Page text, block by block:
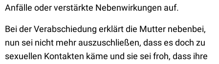
Anfälle oder verstärkte Nebenwirkungen auf.
Bei der Verabschiedung erklärt die Mutter nebenbei,
nun sei nicht mehr auszuschließen, dass es doch zu
sexuellen Kontakten käme und sie sei froh, dass ihre